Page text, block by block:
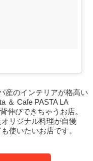
産のインテリアが格高い
＆ Cafe PASTA LA
伸びできちゃうお店。
リジナル料理が自慢
使いたいお店です。